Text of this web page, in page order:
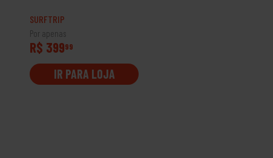
SURFTRIP
Por apenas
R$ 39999
IR PARA LOJA